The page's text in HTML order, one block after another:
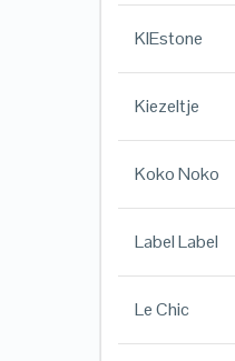
KIEstone
Kiezeltje
Koko Noko
Label Label
Le Chic